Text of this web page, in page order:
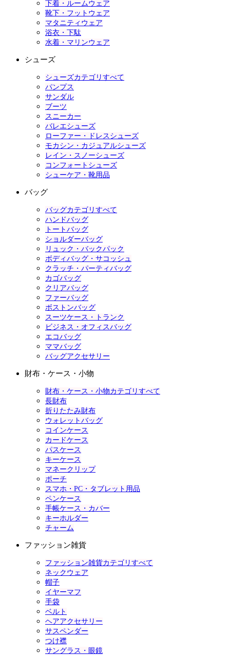
下着・ルームウェア
靴下・フットウェア
マタニティウェア
浴衣・下駄
水着・マリンウェア
シューズ
シューズカテゴリすべて
パンプス
サンダル
ブーツ
スニーカー
バレエシューズ
ローファー・ドレスシューズ
モカシン・カジュアルシューズ
レイン・スノーシューズ
コンフォートシューズ
シューケア・靴用品
バッグ
バッグカテゴリすべて
ハンドバッグ
トートバッグ
ショルダーバッグ
リュック・バックパック
ボディバッグ・サコッシュ
クラッチ・パーティバッグ
カゴバッグ
クリアバッグ
ファーバッグ
ボストンバッグ
スーツケース・トランク
ビジネス・オフィスバッグ
エコバッグ
ママバッグ
バッグアクセサリー
財布・ケース・小物
財布・ケース・小物カテゴリすべて
長財布
折りたたみ財布
ウォレットバッグ
コインケース
カードケース
パスケース
キーケース
マネークリップ
ポーチ
スマホ・PC・タブレット用品
ペンケース
手帳ケース・カバー
キーホルダー
チャーム
ファッション雑貨
ファッション雑貨カテゴリすべて
ネックウェア
帽子
イヤーマフ
手袋
ベルト
ヘアアクセサリー
サスペンダー
つけ襟
サングラス・眼鏡